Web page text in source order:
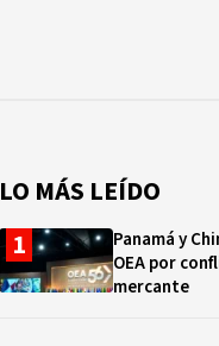
LO MÁS LEÍDO
Panamá y
OEA por
mercante